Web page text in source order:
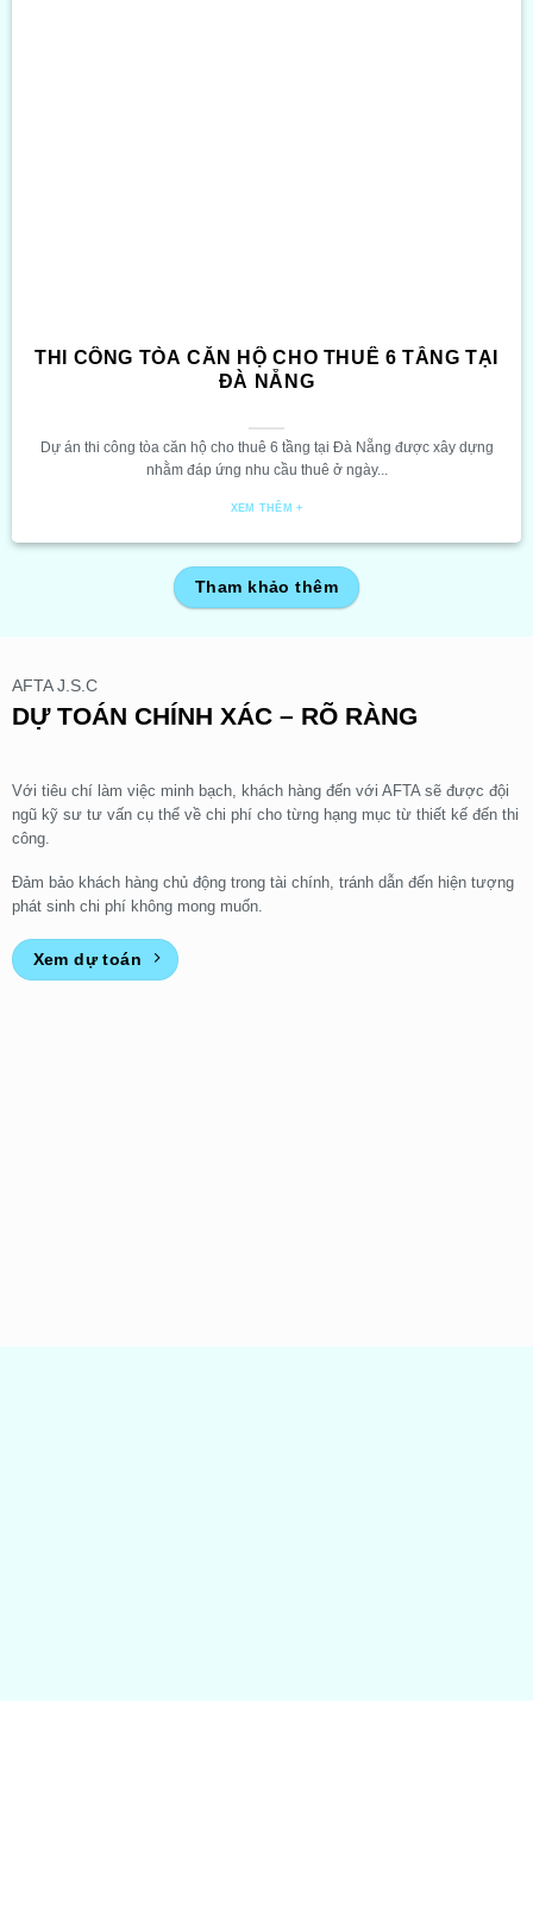
THI CÔNG TÒA CĂN HỘ CHO THUÊ 6 TẦNG TẠI
ĐÀ NẴNG
Dự án thi công tòa căn hộ cho thuê 6 tầng tại Đà Nẵng được xây dựng
nhằm đáp ứng nhu cầu thuê ở ngày...
XEM THÊM +
Tham khảo thêm
AFTA J.S.C
DỰ TOÁN CHÍNH XÁC – RÕ RÀNG
Với tiêu chí làm việc minh bạch, khách hàng đến với AFTA sẽ được đội
ngũ kỹ sư tư vấn cụ thể về chi phí cho từng hạng mục từ thiết kế đến thi
công.
Đảm bảo khách hàng chủ động trong tài chính, tránh dẫn đến hiện tượng
phát sinh chi phí không mong muốn.
Xem dự toán